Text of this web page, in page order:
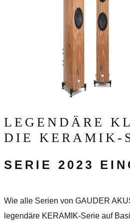
LEGENDÄRE
DIE KERAMIK-
SERIE 2023
Wie alle Serien von GAUDER
legendäre KERAMIK-Serie auf